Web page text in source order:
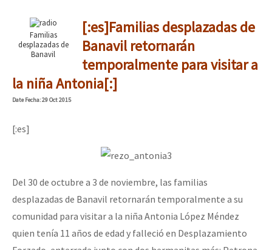
Familias
desplazadas de
Banavil
[:es]Familias desplazadas de
Banavil retornarán
temporalmente para visitar a
la niña Antonia[:]
DateFecha: 29 Oct 2015
[:es]
Del 30 de octubre a 3 de noviembre, las familias
desplazadas de Banavil retornarán temporalmente a su
comunidad para visitar a la niña Antonia López Méndez
quien tenía 11 años de edad y falleció en Desplazamiento